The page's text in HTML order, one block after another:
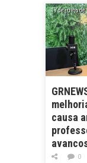
17 de julho de
causa
NUSBA
0